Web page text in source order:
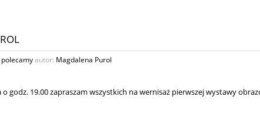
polecamyautor: Magdalena Purol
o godz. 19.00 zapraszam wszystkich na wernisaż pierwszej wystawy